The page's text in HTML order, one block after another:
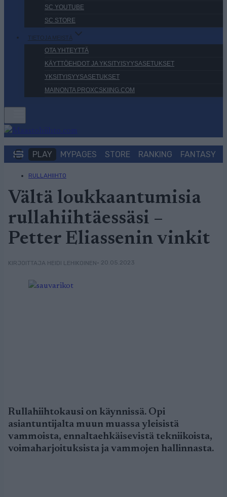
SC YOUTUBE
SC STORE
TIETOJA MEISTÄ
OTA YHTEYTTÄ
KÄYTTÖEHDOT JA YKSITYISYYSASETUKSET
YKSITYISYYSASETUKSET
MAINONTA PROXCSKIING.COM
PLAY MYPAGES STORE RANKING FANTASY
RULLAHIIHTO
Vältä loukkaantumisia
rullahiihtäessäsi –
Petter Eliassenin vinkit
KIRJOITTAJA HEIDI LEHIKOINEN• 20.05.2023
Rullahiihtokausi on käynnissä. Opi
asiantuntijalta muun muassa yleisistä
vammoista, ennaltaehkäisevistä tekniikoista,
voimaharjoituksista ja vammojen hallinnasta.